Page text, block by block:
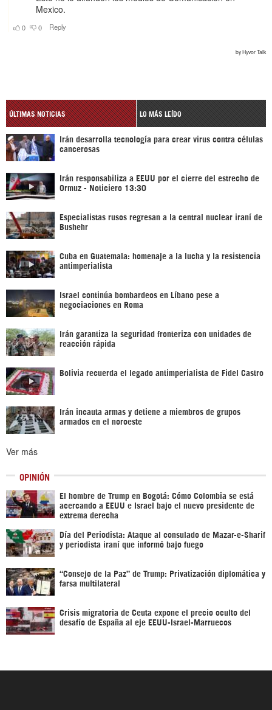
ÚLTIMAS NOTICIAS LO MÁS LEÍDO
Irán desarrolla tecnología para crear virus contra células
cancerosas
Irán responsabiliza a EEUU por el cierre del estrecho de
Ormuz - Noticiero 13:30
Especialistas rusos regresan a la central nuclear iraní de
Bushehr
Cuba en Guatemala: homenaje a la lucha y la resistencia
antimperialista
Israel continúa bombardeos en Líbano pese a
negociaciones en Roma
Irán garantiza la seguridad fronteriza con unidades de
reacción rápida
Bolivia recuerda el legado antimperialista de Fidel Castro
Irán incauta armas y detiene a miembros de grupos
armados en el noroeste
Ver más
OPINIÓN
El hombre de Trump en Bogotá: Cómo Colombia se está
acercando a EEUU e Israel bajo el nuevo presidente de
extrema derecha
Día del Periodista: Ataque al consulado de Mazar-e-Sharif
y periodista iraní que informó bajo fuego
“Consejo de la Paz” de Trump: Privatización diplomática y
farsa multilateral
Crisis migratoria de Ceuta expone el precio oculto del
desafío de España al eje EEUU-Israel-Marruecos